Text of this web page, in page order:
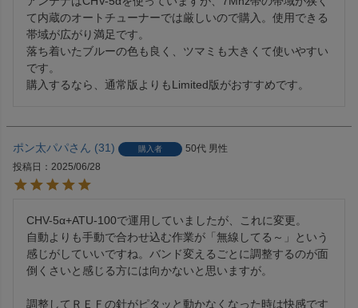
て内蔵のオートチューナーでは厳しいので購入。使用できる
帯域が広がり満足です。
落ち着いたブルーの色も良く、ツマミも大きくて使いやすい
です。
購入するなら、通常版よりもLimited版がおすすめです。
ポン太パパ 31 購入者 50代 男性
投稿日
2025/06/28
CHV-5α+ATU-100で運用していましたが、これに変更。
自動よりも手動で合わせ込む作業が「無線してる～」という
感じがしていいですね。バンド変えるごとに調整するのが面
倒くさいと感じる方には向かないと思いますが。
調整してＲＥＦの針がピタッと動かなくなった時は快感です